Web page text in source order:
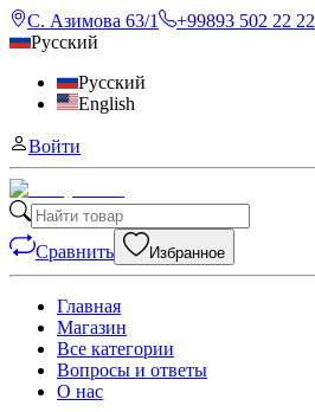
С. Азимова 63/1
+99893 502 22 22
Русский
Русский
English
Войти
Сравнить Избранное
Главная
Магазин
Все категории
Вопросы и ответы
О нас